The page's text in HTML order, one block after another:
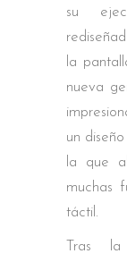
su
la
nueva
un
la que
muchas
táctil.
Tras